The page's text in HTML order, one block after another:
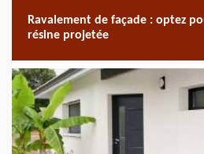
Ravalement de façade : optez
résine projetée